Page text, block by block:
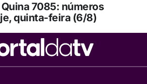
7085: números
quinta-feira (6/8)